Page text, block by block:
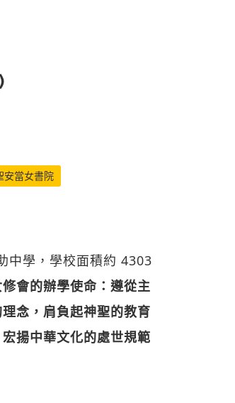
安當女書院
中學，學校面積約 4303
會的辦學使命：遵從主
念，肩負起神聖的教育
揚中華文化的處世規範